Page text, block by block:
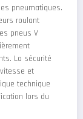
pneumatiques.
roulant
pneus V
La sécurité
et
technique
lors du